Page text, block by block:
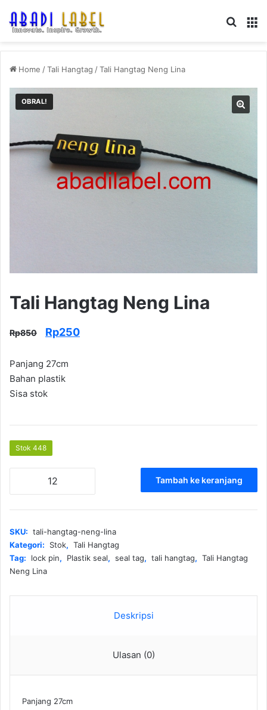
Home /Tali Hangtag /Tali Hangtag Neng Lina
OBRAL!
Tali Hangtag Neng Lina
Rp850
Harga
adalah:
Rp850.
Rp250Harga
Panjang 27cm
Bahan plastik
Sisa stok
Stok 448
Neng
Tambah ke keranjang
SKU: tali-hangtag-neng-lina
Kategori:
Stok, Tali Hangtag
Tag:
lock pin, Plastik seal, seal tag, tali hangtag, Tali Hangtag
Neng Lina
Deskripsi
Ulasan (0)
Panjang 27cm